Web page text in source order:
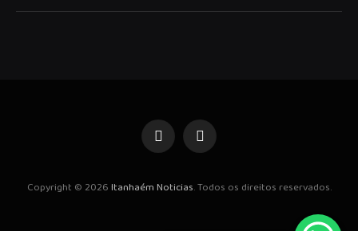
FacebookInstagram
Copyright © 2026Itanhaém Noticias. Todos os direitos reservados.